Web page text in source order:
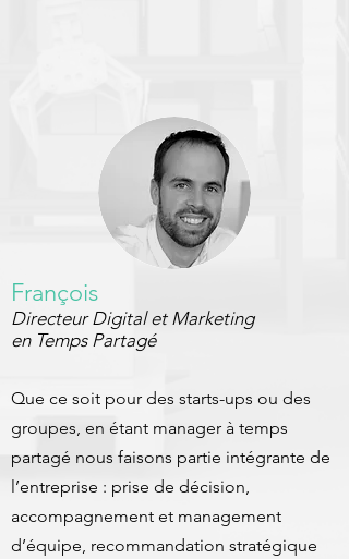
François
Directeur Digital et Marketing
en Temps Partagé
Que ce soit pour des starts-ups ou des
groupes, en étant manager à temps
partagé nous faisons partie intégrante de
l’entreprise : prise de décision,
accompagnement et management
d’équipe, recommandation stratégique